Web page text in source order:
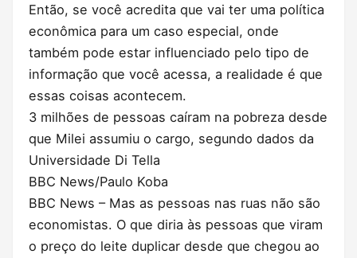
Então, se você acredita que vai ter uma política
econômica para um caso especial, onde
também pode estar influenciado pelo tipo de
informação que você acessa, a realidade é que
essas coisas acontecem.
3 milhões de pessoas caíram na pobreza desde
que Milei assumiu o cargo, segundo dados da
Universidade Di Tella
BBC News/Paulo Koba
BBC News – Mas as pessoas nas ruas não são
economistas. O que diria às pessoas que viram
o preço do leite duplicar desde que chegou ao